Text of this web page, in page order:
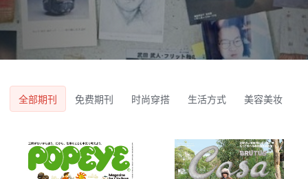
全部期刊 免费期刊 时尚穿搭 生活方式 美容美妆